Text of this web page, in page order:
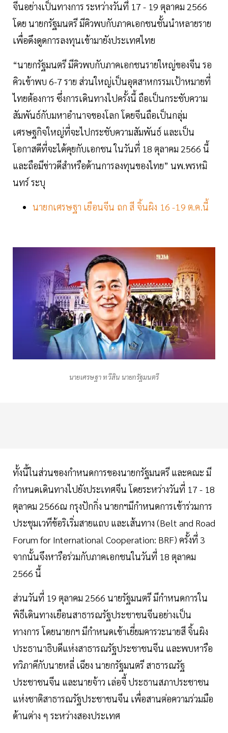
จีนอย่างเป็นทางการ ระหว่างวันที่ 17 - 19 ตุลาคม 2566
โดย นายกรัฐมนตรี มีคิวพบกับภาคเอกชนชั้นนำหลายราย
เพื่อดึงดูดการลงทุนเข้ามายังประเทศไทย
“นายกรัฐมนตรี มีคิวพบกับภาคเอกชนรายใหญ่ของจีน รอ
คิวเข้าพบ 6-7 ราย ส่วนใหญ่เป็นอุตสาหกรรมเป้าหมายที่
ไทยต้องการ ซึ่งการเดินทางไปครั้งนี้ ถือเป็นกระชับความ
สัมพันธ์กับมหาอำนาจของโลก โดยจีนถือเป็นกลุ่ม
เศรษฐกิจใหญ่ที่จะไปกระชับความสัมพันธ์ และเป็น
โอกาสดีที่จะได้คุยกับเอกชน ในวันที่ 18 ตุลาคม 2566 นี้
และถือมีข่าวดีสำหรือด้านการลงทุนของไทย” นพ.พรหมิ
นทร์ ระบุ
นายกเศรษฐา เยือนจีน ถก สี จิ้นผิง 16 -19 ต.ค.นี้
นายเศรษฐา ทวีสิน นายกรัฐมนตรี
ทั้งนี้ในส่วนของกำหนดการของนายกรัฐมนตรี และคณะ มี
กำหนดเดินทางไปยังประเทศจีน โดยระหว่างวันที่ 17 - 18
ตุลาคม 2566ณ กรุงปักกิ่ง นายกฯมีกำหนดการเข้าร่วมการ
ประชุมเวทีข้อริเริ่มสายแถบ และเส้นทาง (Belt and Road
Forum for International Cooperation: BRF) ครั้งที่ 3
จากนั้นจึงหารือร่วมกับภาคเอกชนในวันที่ 18 ตุลาคม
2566 นี้
ส่วนวันที่ 19 ตุลาคม 2566 นายรัฐมนตรี มีกำหนดการใน
พิธีเดินทางเยือนสาธารณรัฐประชาชนจีนอย่างเป็น
ทางการ โดยนายกฯ มีกำหนดเข้าเยี่ยมคารวะนายสี จิ้นผิง
ประธานาธิบดีแห่งสาธารณรัฐประชาชนจีน และพบหารือ
ทวิภาคีกับนายหลี่ เฉียง นายกรัฐมนตรี สาธารณรัฐ
ประชาชนจีน และนายจ้าว เล่อจี้ ประธานสภาประชาชน
แห่งชาติสาธารณรัฐประชาชนจีน เพื่อสานต่อความร่วมมือ
ด้านต่าง ๆ ระหว่างสองประเทศ